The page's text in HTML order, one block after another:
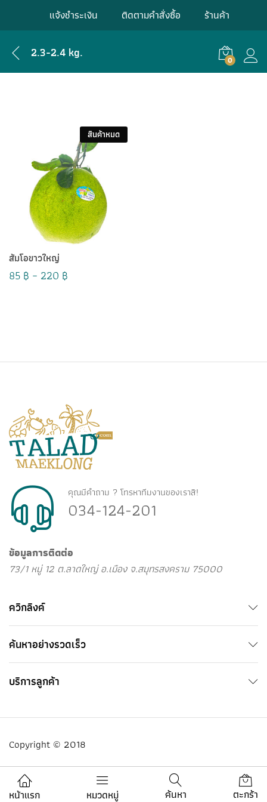
แจ้งชำระเงิน ติดตามคำสั่งซื้อ ร้านค้า
2.3-2.4 kg. 0 เข้าสู่
สินค้าหมด
ส้มโอขาวใหญ่
85 ฿ – 220 ฿
คุณมีคำถาม ? โทรหาทีมงานของเราสิ!
034-124-201
ข้อมูลการติดต่อ
73/1 หมู่ 12 ต.ลาดใหญ่ อ.เมือง จ.สมุทรสงคราม 75000
ควิกลิงค์
ค้นหาอย่างรวดเร็ว
บริการลูกค้า
Copyright © 2018
หน้าแรก หมวดหมู่ ค้นหา ตะกร้า